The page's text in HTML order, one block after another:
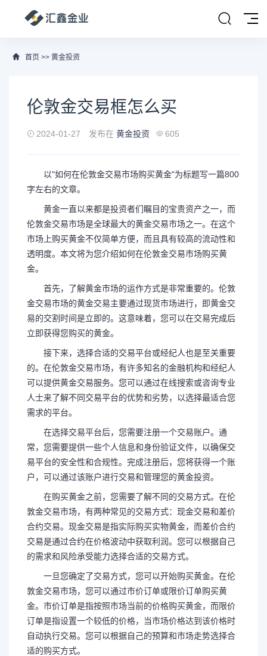
首页 >> 黄金投资
伦敦金交易框怎么买
2024-01-27 发布在 黄金投资 605
以"如何在伦敦金交易市场购买黄金"为标题写一篇800
字左右的文章。
黄金一直以来都是投资者们瞩目的宝贵资产之一，而
伦敦金交易市场是全球最大的黄金交易市场之一。在这个
市场上购买黄金不仅简单方便，而且具有较高的流动性和
透明度。本文将为您介绍如何在伦敦金交易市场购买黄
金。
首先，了解黄金市场的运作方式是非常重要的。伦敦
金交易市场的黄金交易主要通过现货市场进行，即黄金交
易的交割时间是立即的。这意味着，您可以在交易完成后
立即获得您购买的黄金。
接下来，选择合适的交易平台或经纪人也是至关重要
的。在伦敦金交易市场，有许多知名的金融机构和经纪人
可以提供黄金交易服务。您可以通过在线搜索或咨询专业
人士来了解不同交易平台的优势和劣势，以选择最适合您
需求的平台。
在选择交易平台后，您需要注册一个交易账户。通
常，您需要提供一些个人信息和身份验证文件，以确保交
易平台的安全性和合规性。完成注册后，您将获得一个账
户，可以通过该账户进行交易和管理您的黄金投资。
在购买黄金之前，您需要了解不同的交易方式。在伦
敦金交易市场，有两种常见的交易方式：现金交易和差价
合约交易。现金交易是指实际购买实物黄金，而差价合约
交易是通过合约在价格波动中获取利润。您可以根据自己
的需求和风险承受能力选择合适的交易方式。
一旦您确定了交易方式，您可以开始购买黄金。在伦
敦金交易市场，您可以通过市价订单或限价订单购买黄
金。市价订单是指按照市场当前的价格购买黄金，而限价
订单是指设置一个较低的价格，当市场价格达到该价格时
自动执行交易。您可以根据自己的预算和市场走势选择合
适的购买方式。